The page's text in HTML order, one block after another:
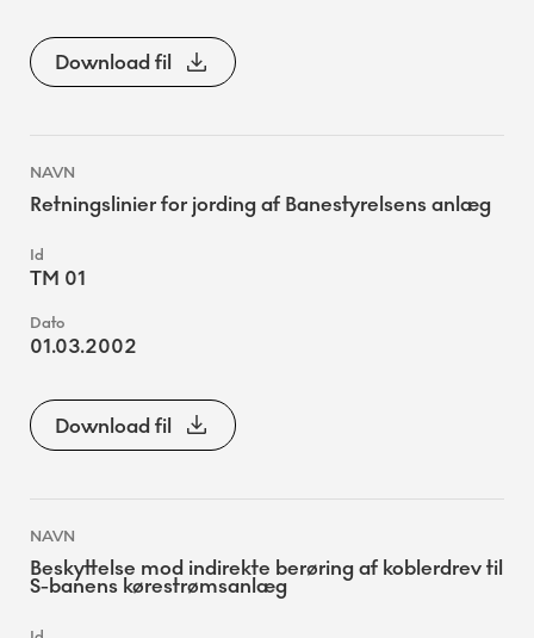
Download fil
Retningslinier for jording af Banestyrelsens anlæg
TM 01
01.03.2002
Download fil
Beskyttelse mod indirekte berøring af koblerdrev til
S-banens kørestrømsanlæg